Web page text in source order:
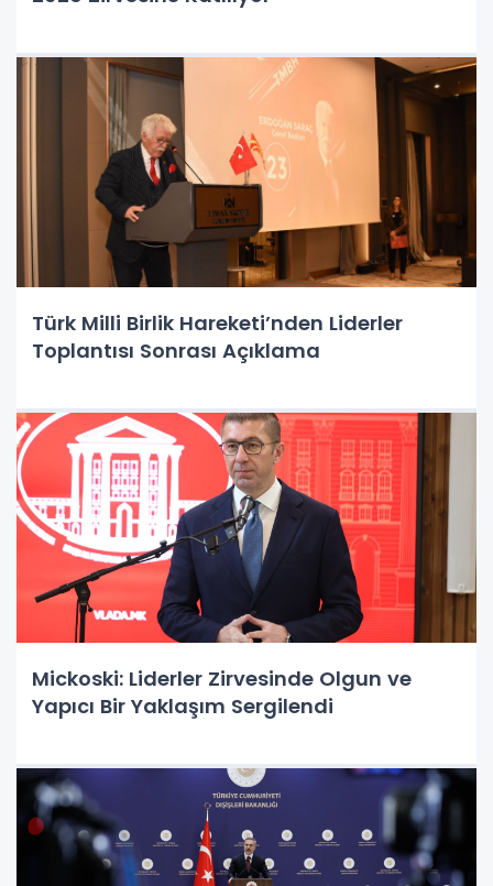
Türk Milli Birlik Hareketi’nden Liderler
Toplantısı Sonrası Açıklama
Mickoski: Liderler Zirvesinde Olgun ve
Yapıcı Bir Yaklaşım Sergilendi